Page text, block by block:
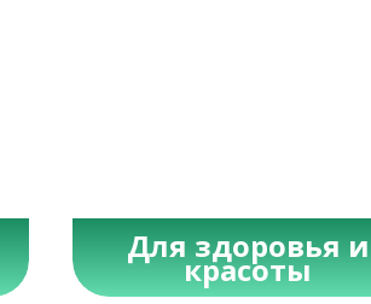
Для здоровья и
красоты